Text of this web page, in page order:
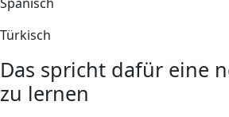
Türkisch
Das spricht dafür eine
zu lernen